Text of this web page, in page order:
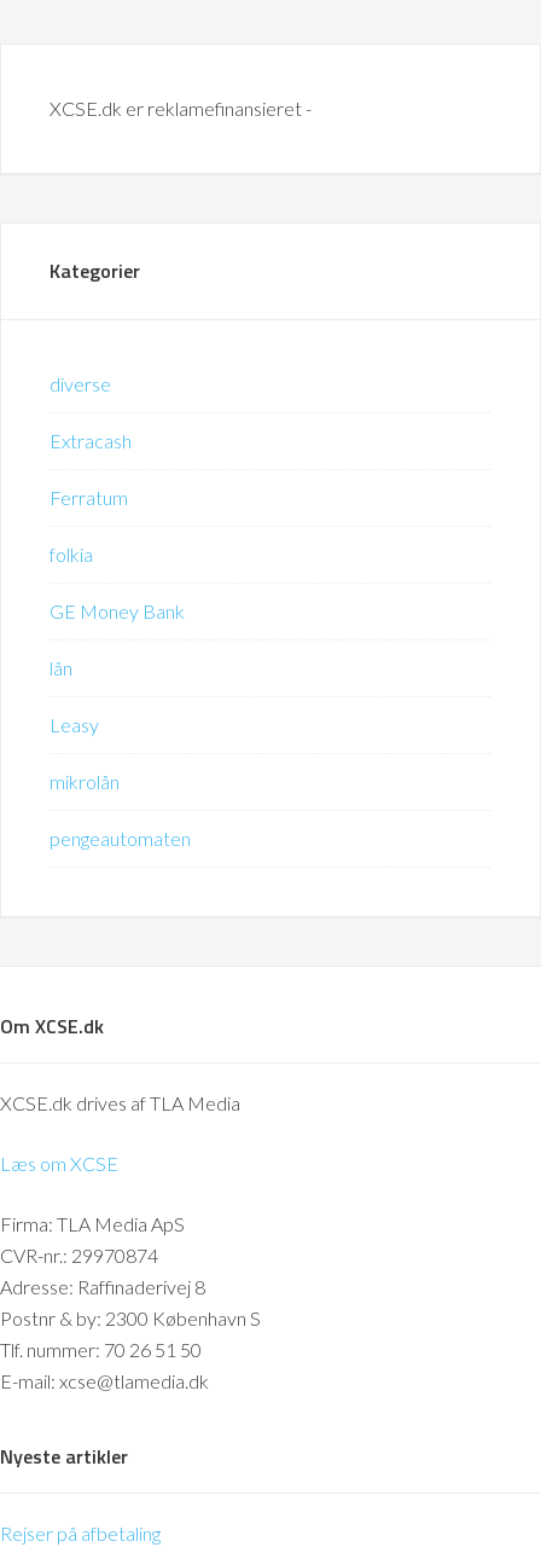
XCSE.dk er reklamefinansieret -
Kategorier
diverse
Extracash
Ferratum
folkia
GE Money Bank
lån
Leasy
mikrolån
pengeautomaten
Om XCSE.dk
XCSE.dk drives af TLA Media
Læs om XCSE
Firma: TLA Media ApS
CVR-nr.: 29970874
Adresse: Raffinaderivej 8
Postnr & by: 2300 København S
Tlf. nummer: 70 26 51 50
E-mail: xcse@tlamedia.dk
Nyeste artikler
Rejser på afbetaling